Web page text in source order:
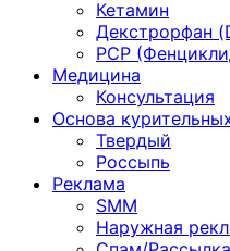
Кетамин
Декстрорфан
PCP
Медицина
Консультация
Основа
Твердый
Россыпь
Реклама
SMM
Наружная